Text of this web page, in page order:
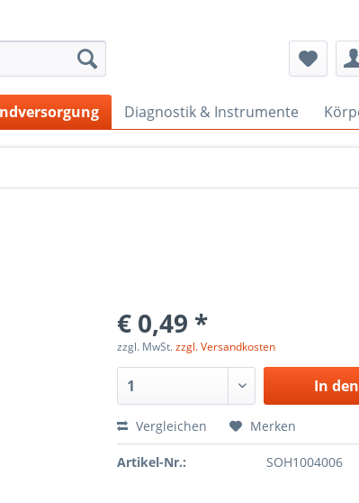
Diagnostik & Instrumente
€ 0,49 *
zzgl. MwSt.zzgl. Versandkosten
In den
Vergleichen Merken
Artikel-Nr.: SOH1004006